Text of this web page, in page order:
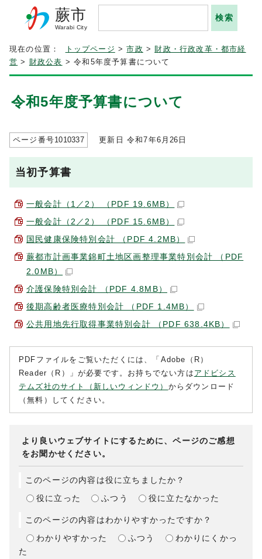
蕨市
Warabi City
現在の位置： トップページ >市政 > 財政・行政改革・都市経
営 > 財政公表 > 令和5年度予算書について
令和5年度予算書について
ページ番号1010337 更新日 令和7年6月26 日
当初予算書
一般会計（1／2） （PDF 19.6MB）
一般会計（2／2） （PDF 15.6MB）
国民健康保険特別会計 （PDF 4.2MB）
蕨都市計画事業錦町土地区画整理事業特別会計 （PDF
2.0MB）
介護保険特別会計 （PDF 4.8MB）
後期高齢者医療特別会計 （PDF 1.4MB）
公共用地先行取得事業特別会計 （PDF 638.4KB）
PDFファイルをご覧いただくには、「Adobe（R）
Reader（R）」が必要です。お持ちでない方は アドビシス
テムズ社のサイト（新しいウィンドウ） からダウンロード
（無料）してください。
より良いウェブサイトにするために、ページのご感想
をお聞かせください。
このページの内容は役に立ちましたか？
役に立った
ふつう 役に立たなかった
このページの内容はわかりやすかったですか？
わかりやすかった
ふつう
わかりにくかっ
た